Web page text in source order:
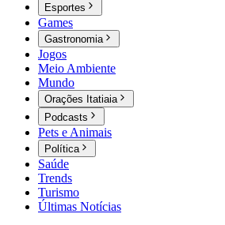
Esportes
Games
Gastronomia
Jogos
Meio Ambiente
Mundo
Orações Itatiaia
Podcasts
Pets e Animais
Política
Saúde
Trends
Turismo
Últimas Notícias